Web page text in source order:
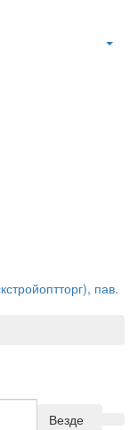
пав.
Везде